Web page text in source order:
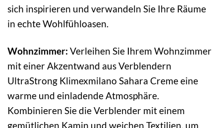
sich inspirieren und verwandeln Sie Ihre Räume
in echte Wohlfühloasen.
Wohnzimmer: Verleihen Sie Ihrem Wohnzimmer
mit einer Akzentwand aus Verblendern
UltraStrong Klimexmilano Sahara Creme eine
warme und einladende Atmosphäre.
Kombinieren Sie die Verblender mit einem
gemütlichen Kamin und weichen Textilien, um